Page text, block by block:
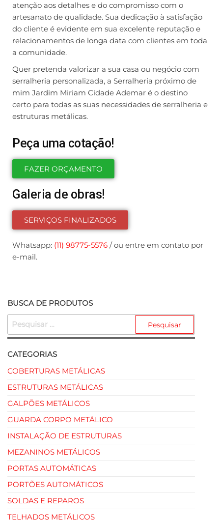
atenção aos detalhes e do compromisso com o
artesanato de qualidade. Sua dedicação à satisfação
do cliente é evidente em sua excelente reputação e
relacionamentos de longa data com clientes em toda
a comunidade.
Quer pretenda valorizar a sua casa ou negócio com
serralheria personalizada, a Serralheria próximo de
mim Jardim Miriam Cidade Ademar é o destino
certo para todas as suas necessidades de serralheria e
estruturas metálicas.
Peça uma cotação!
FAZER ORÇAMENTO
Galeria de obras!
SERVIÇOS FINALIZADOS
Whatsapp: (11) 98775-5576 / ou entre em contato por
e-mail.
BUSCA DE PRODUTOS
CATEGORIAS
COBERTURAS METÁLICAS
ESTRUTURAS METÁLICAS
GALPÕES METÁLICOS
GUARDA CORPO METÁLICO
INSTALAÇÃO DE ESTRUTURAS
MEZANINOS METÁLICOS
PORTAS AUTOMÁTICAS
PORTÕES AUTOMÁTICOS
SOLDAS E REPAROS
TELHADOS METÁLICOS